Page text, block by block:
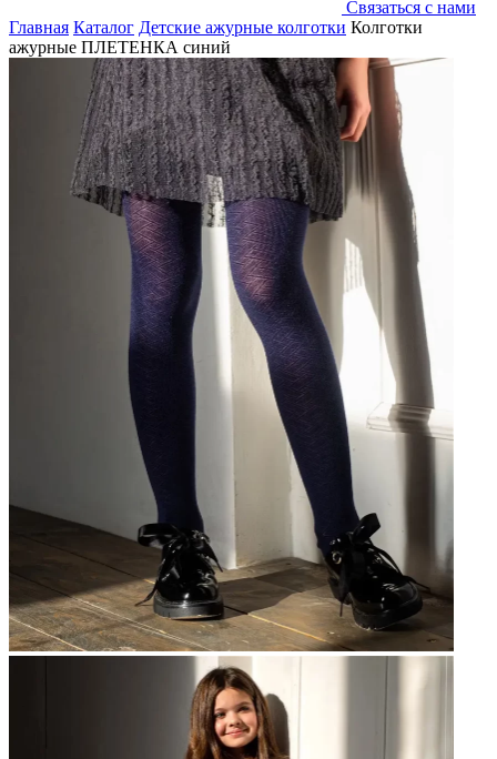
Связаться с нами
Главная Каталог Детские ажурные колготки Колготки
ажурные ПЛЕТЕНКА синий